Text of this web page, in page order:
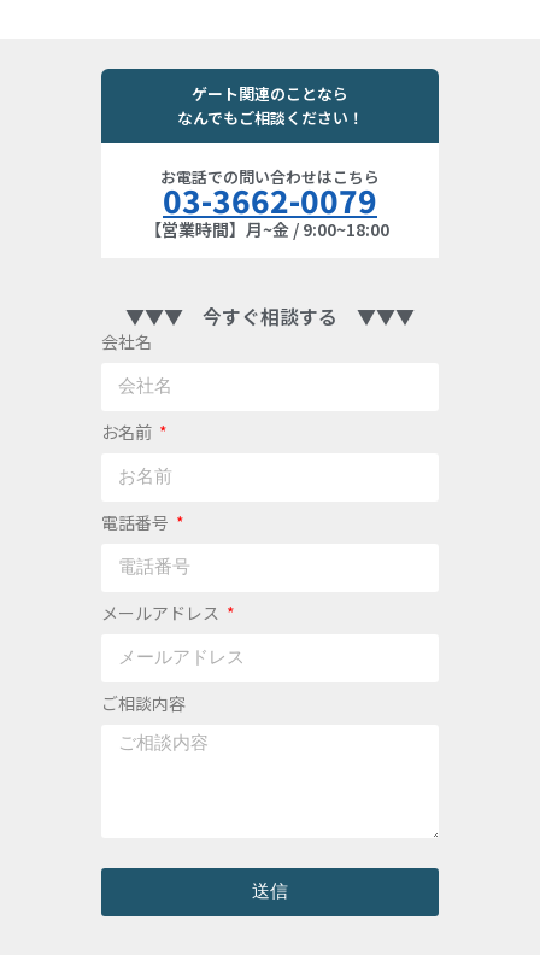
ゲート関連のことなら
なんでもご相談ください！
お電話での問い合わせはこちら
03-3662-0079
【営業時間】月~金 / 9:00~18:00
▼▼▼ 今すぐ相談する ▼▼▼
会社名
お名前
電話番号
メールアドレス
ご相談内容
送信